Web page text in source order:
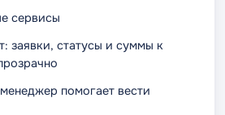
сервисы
заявки, статусы и суммы к
помогает вести